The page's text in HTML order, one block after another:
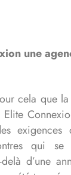
une
cela que
qui
d’une